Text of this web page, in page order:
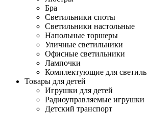
Бра
Светильники споты
Светильники настольные
Напольные торшеры
Уличные светильники
Офисные светильники
Лампочки
Комплектующие для
Товары для детей
Игрушки для детей
Радиоуправляемые игрушки
Детский транспорт